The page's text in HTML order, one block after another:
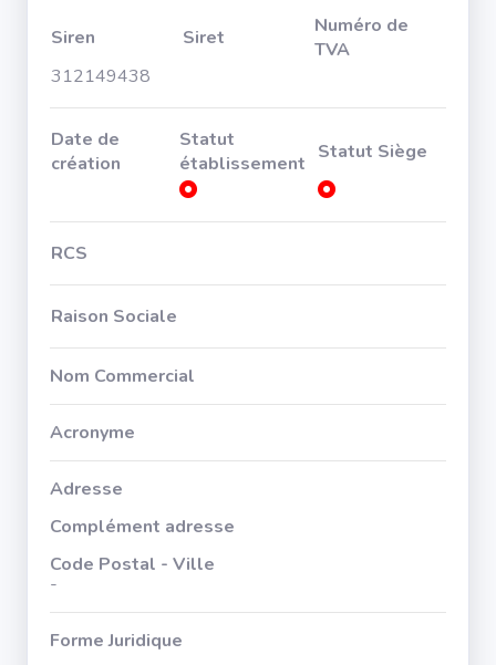
Siren Siret
Numéro de
TVA
312149438
Date de
création
Statut
établissement Statut Siège
RCS
Raison Sociale
Nom Commercial
Acronyme
Adresse
Complément adresse
Code Postal - Ville
-
Forme Juridique